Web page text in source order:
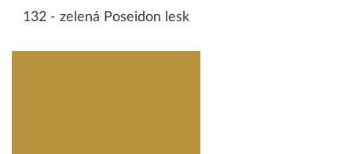
132 - zelená Poseidon lesk